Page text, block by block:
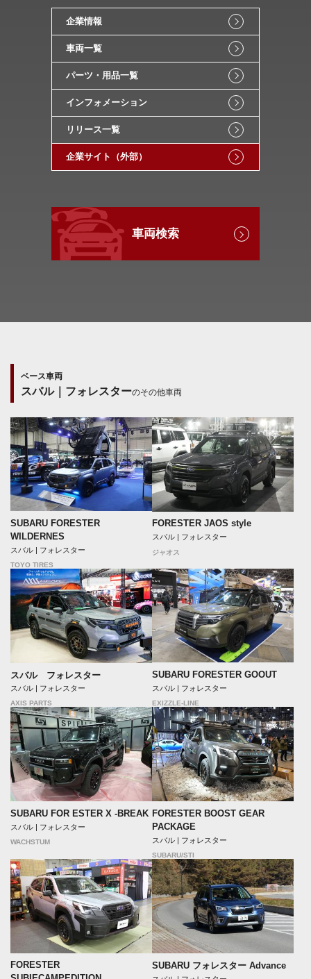
企業情報
車両一覧
パーツ・用品一覧
インフォメーション
リリース一覧
企業サイト（外部）
車両検索
ベース車両
スバル｜フォレスターのその他車両
SUBARU FORESTER
WILDERNES
スバル | フォレスター
TOYO TIRES
FORESTER JAOS style
スバル | フォレスター
ジャオス
スバル フォレスター
スバル | フォレスター
AXIS PARTS
SUBARU FORESTER GOOUT
スバル | フォレスター
EXIZZLE-LINE
SUBARU FOR ESTER X -BREAK
スバル | フォレスター
WACHSTUM
FORESTER BOOST GEAR
PACKAGE
スバル | フォレスター
SUBARU/STI
FORESTER
SUBARU フォレスター Advance